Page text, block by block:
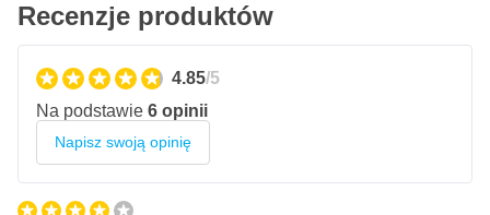
Recenzje produktów
4.85/5
Na podstawie 6 opinii
Napisz swoją opinię